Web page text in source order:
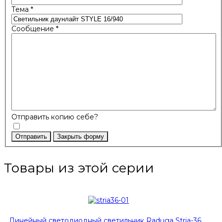
Тема *
Сообщение *
Отправить копию себе?
Отправить Закрыть форму
Товары из этой серии